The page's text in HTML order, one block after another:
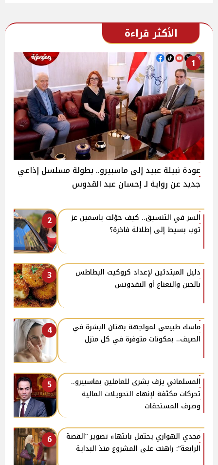
الأكثر قراءة
1
عودة نبيلة عبيد إلى ماسبيرو.. بطولة مسلسل إذاعي
جديد عن رواية لـ إحسان عبد القدوس
2
السر في التنسيق.. كيف حوّلت ياسمين عز
توب بسيط إلى إطلالة فاخرة؟
3
دليل المبتدئين لإعداد كروكيت البطاطس
بالجبن والنعناع أو البقدونس
4
ماسك طبيعي لمواجهة بهتان البشرة في
الصيف.. بمكونات متوفرة في كل منزل
5
المسلماني يزف بشرى للعاملين بماسبيرو..
تحركات مكثفة لإنهاء التحويلات المالية
وصرف المستحقات
6
مجدي الهواري يحتفل بانتهاء تصوير “القصة
الرابعة”: راهنت على المشروع منذ البداية